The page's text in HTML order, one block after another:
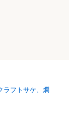
ラフトサケ、燗